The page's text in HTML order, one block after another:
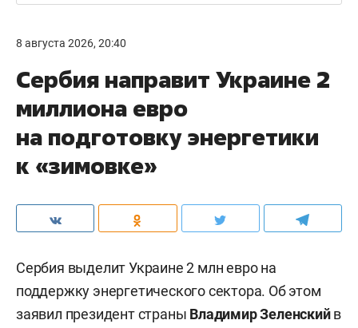
8 августа 2026, 20:40
Сербия направит Украине 2
миллиона евро
на подготовку энергетики
к «зимовке»
Сербия выделит Украине 2 млн евро на
поддержку энергетического сектора. Об этом
заявил президент страны Владимир Зеленскийв